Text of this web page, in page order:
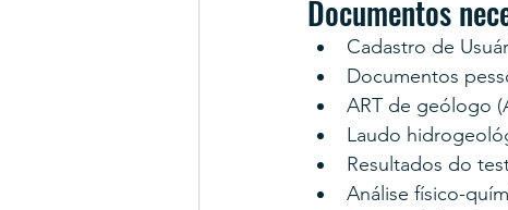
Documentos
Cadastro de
Documentos
ART de geólogo
Laudo
Resultados do
Análise físico-